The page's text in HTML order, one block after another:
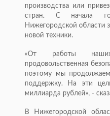
производства или
стран. С начала
Нижегородской области
новой техники.
«От работы
продовольственная
поэтому мы
поддержку. На эти
миллиарда рублей», -
В Нижегородской